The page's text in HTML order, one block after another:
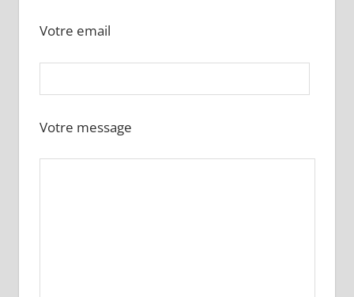
Votre email
Votre message